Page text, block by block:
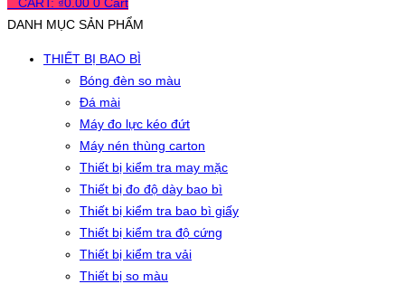
DANH MỤC SẢN PHẨM
THIẾT BỊ BAO BÌ
Bóng đèn so màu
Đá mài
Máy đo lực kéo đứt
Máy nén thùng carton
Thiết bị kiểm tra may mặc
Thiết bị đo độ dày bao bì
Thiết bị kiểm tra bao bì giấy
Thiết bị kiểm tra độ cứng
Thiết bị kiểm tra vải
Thiết bị so màu